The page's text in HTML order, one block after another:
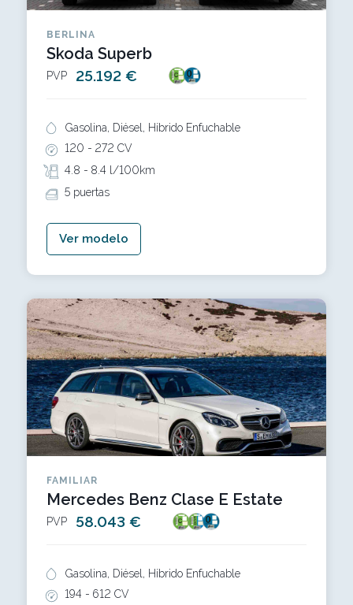
BERLINA
Skoda Superb
PVP 25.192 €
Gasolina, Diésel, Híbrido Enfuchable
120 - 272 CV
4.8 - 8.4 l/100km
5 puertas
Ver modelo
FAMILIAR
Mercedes Benz Clase E Estate
PVP 58.043 €
Gasolina, Diésel, Híbrido Enfuchable
194 - 612 CV